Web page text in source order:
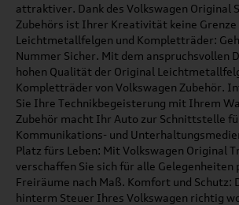
attraktiver. Dank des Volkswagen Original
Zubehörs ist Ihrer Kreativität keine
Leichtmetallfelgen und Kompletträder:
Nummer Sicher. Mit dem anspruchsvollen
hohen Qualität der Original
Kompletträder von Volkswagen Zubehör.
Sie Ihre Technikbegeisterung mit Ihrem
Zubehör macht Ihr Auto zur Schnittstelle
Kommunikations- und
Platz fürs Leben: Mit Volkswagen Original
verschaffen Sie sich für alle Gelegenheiten
Freiräume nach Maß. Komfort und Schutz:
hinterm Steuer Ihres Volkswagen richtig